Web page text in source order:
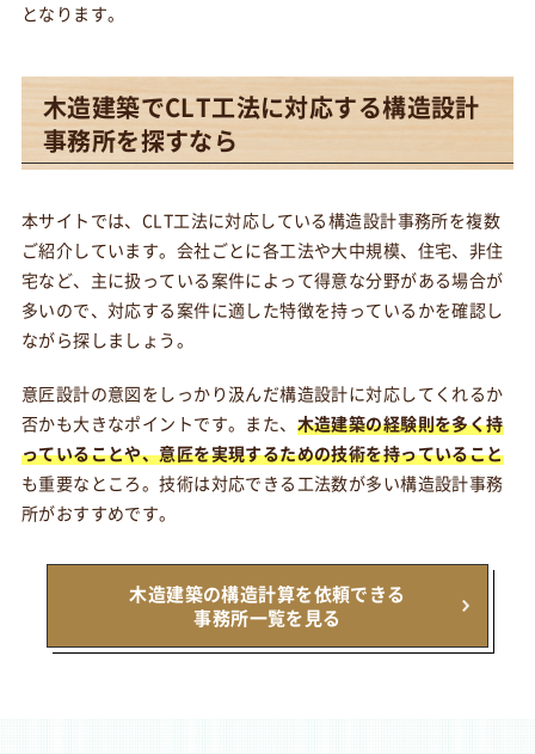
となります。
木造建築でCLT工法に対応する構造設計
事務所を探すなら
本サイトでは、CLT工法に対応している構造設計事務所を複数
ご紹介しています。会社ごとに各工法や大中規模、住宅、非住
宅など、主に扱っている案件によって得意な分野がある場合が
多いので、対応する案件に適した特徴を持っているかを確認し
ながら探しましょう。
意匠設計の意図をしっかり汲んだ構造設計に対応してくれるか
否かも大きなポイントです。また、 木造建築の経験則を多く持
っていることや、意匠を実現するための技術を持っていること
も重要なところ。技術は対応できる工法数が多い構造設計事務
所がおすすめです。
木造建築の構造計算を依頼できる
事務所一覧を見る